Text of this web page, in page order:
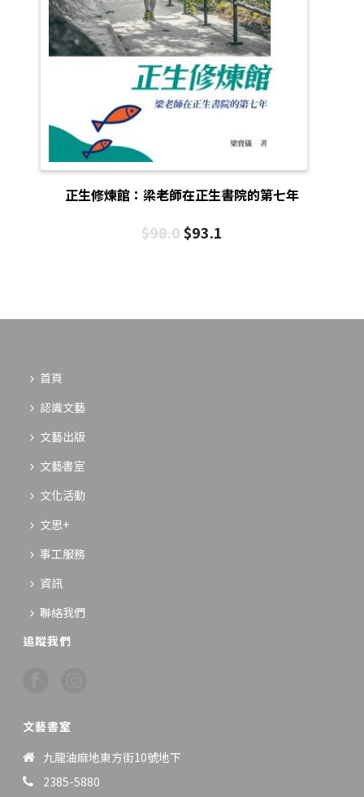
正生修煉館：梁老師在正生書院的第七年
$98.0$93.1
首頁
認識文藝
文藝出版
文藝書室
文化活動
文思+
事工服務
資訊
聯絡我們
追蹤我們
文藝書室
九龍油麻地東方街10號地下
2385-5880